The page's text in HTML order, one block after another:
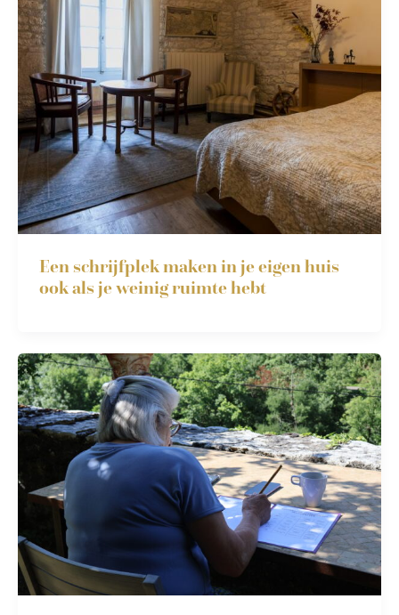
Een schrijfplek maken in je eigen huis
ook als je weinig ruimte hebt